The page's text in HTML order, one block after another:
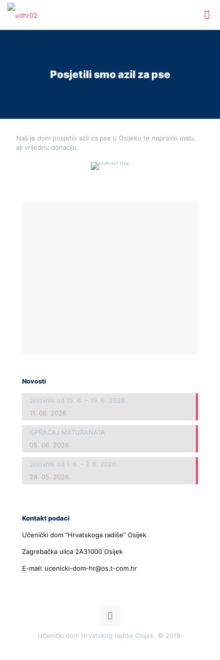
Posjetili smo azil za pse
Naš je dom posjetio azil za pse u Osijeku te napravio malu,
ali vrijednu donaciju.
Novosti
Jelovnik od 15. 6. – 19. 6. 2026.
11. 06. 2026.
ISPRAĆAJ MATURANATA
05. 06. 2026.
Jelovnik od 1. 6. – 7. 6. 2026.
28. 05. 2026.
Kontakt podaci
Učenički dom ”Hrvatskoga radiše” Osijek
Zagrebačka ulica 2A31000 Osijek
E-mail: ucenicki-dom-hr@os.t-com.hr
Učenički dom Hrvatskog radiše Osijek. © 2018.